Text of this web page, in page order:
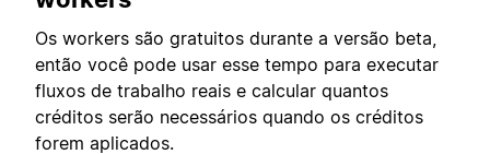
Os workers são gratuitos durante a versão beta,
então você pode usar esse tempo para executar
fluxos de trabalho reais e calcular quantos
créditos serão necessários quando os créditos
forem aplicados.